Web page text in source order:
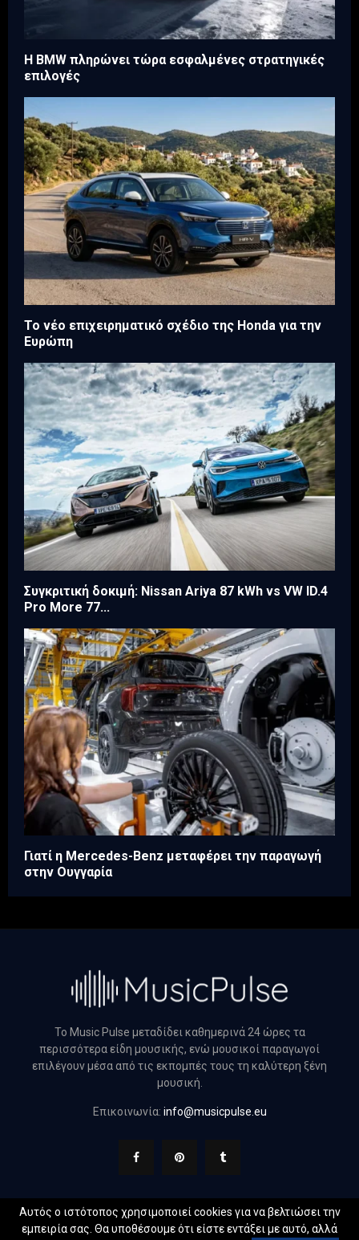
Η BMW πληρώνει τώρα εσφαλμένες στρατηγικές
επιλογές
Το νέο επιχειρηματικό σχέδιο της Honda για την
Ευρώπη
Συγκριτική δοκιμή: Nissan Ariya 87 kWh vs VW ID.4
Pro More 77...
Γιατί η Mercedes-Benz μεταφέρει την παραγωγή
στην Ουγγαρία
Το Music Pulse μεταδίδει καθημερινά 24 ώρες τα
περισσότερα είδη μουσικής, ενώ μουσικοί παραγωγοί
επιλέγουν μέσα από τις εκπομπές τους τη καλύτερη ξένη
μουσική.
Επικοινωνία: info@musicpulse.eu
Αυτός ο ιστότοπος χρησιμοποιεί cookies για να βελτιώσει την
εμπειρία σας. Θα υποθέσουμε ότι είστε εντάξει με αυτό, αλλά